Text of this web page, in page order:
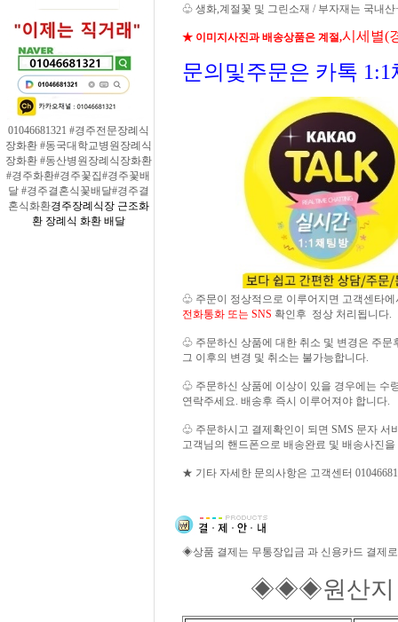
01046681321 #경주전문장례식
장화환 #동국대학교병원장례식
장화환 #동산병원장례식장화환
#경주화환#경주꽃집#경주꽃배
달 #경주결혼식꽃배달#경주결
혼식화환경주장례식장 근조화
환 장례식 화환 배달
♧ 생화,계절꽃 및 그린소재 / 부자재는 국내산
★ 이미지사진과 배송상품은 계절,시세별(
문의및주문은 카톡
♧ 주문이 정상적으로 이루어지면 고객센타
전화통화 또는 SNS 확인후 정상 처리됩니다.
♧ 주문하신 상품에 대한 취소 및 변경은 주문
그 이후의 변경 및 취소는 불가능합니다.
♧ 주문하신 상품에 이상이 있을 경우에는 수
연락주세요. 배송후 즉시 이루어져야 합니다.
♧ 주문하시고 결제확인이 되면 SMS 문자 서
고객님의 핸드폰으로 배송완료 및 배송사진
★ 기타 자세한 문의사항은 고객센터
◈상품 결제는 무통장입금 과 신용카드 결제
◈◈◈원산지